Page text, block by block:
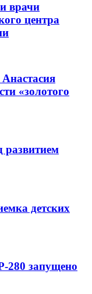
врачи
центра
«золотого
детских
280 запущено